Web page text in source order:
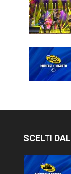
SCELTI